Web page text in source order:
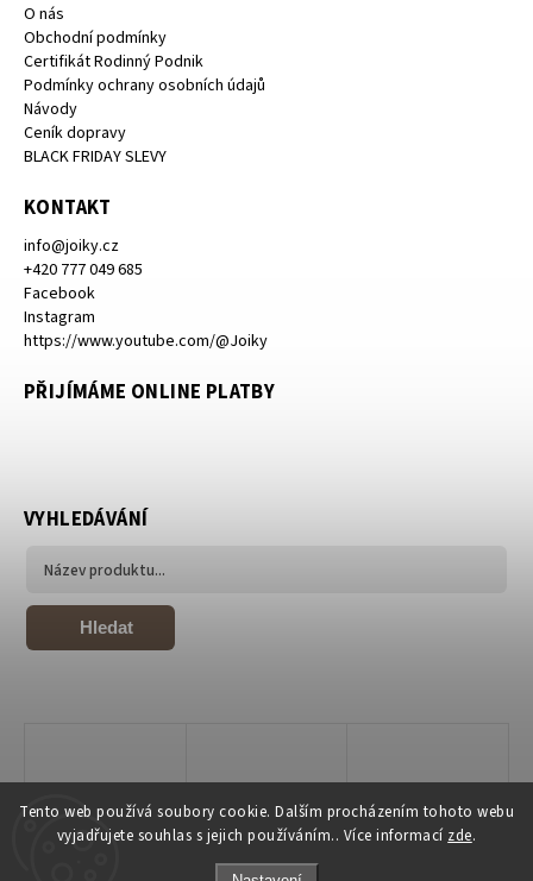
Tento web používá soubory cookie. Dalším procházením tohoto webu
vyjadřujete souhlas s jejich používáním.. Více informací zde.
O nás
Obchodní podmínky
Certifikát Rodinný Podnik
Podmínky ochrany osobních údajů
Návody
Ceník dopravy
BLACK FRIDAY SLEVY
KONTAKT
info@joiky.cz
+420 777 049 685
Facebook
Instagram
https://www.youtube.com/@Joiky
PŘIJÍMÁME ONLINE PLATBY
VYHLEDÁVÁNÍ
Hledat